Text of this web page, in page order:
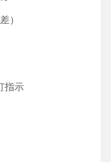
）
指示